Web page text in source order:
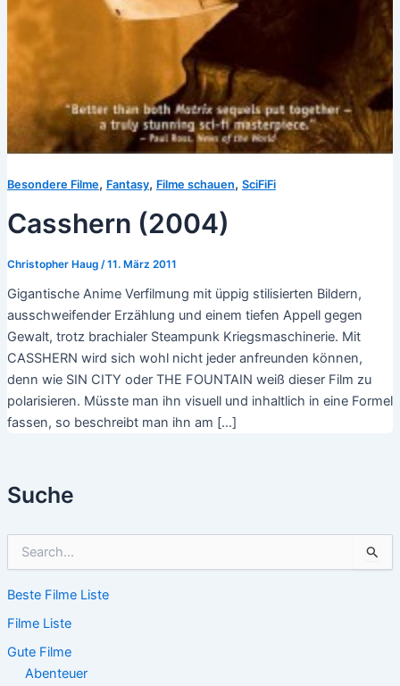
Suche
h
n
n
Beste Filme Liste
Filme Liste
Gute Filme
Abenteuer
Besondere Filme, Fantasy, Filme schauen, SciFiFi
Casshern (2004)
Christopher Haug /11. März 2011
Gigantische Anime Verfilmung mit üppig stilisierten Bildern,
ausschweifender Erzählung und einem tiefen Appell gegen
Gewalt, trotz brachialer Steampunk Kriegsmaschinerie. Mit
CASSHERN wird sich wohl nicht jeder anfreunden können,
denn wie SIN CITY oder THE FOUNTAIN weiß dieser Film zu
polarisieren. Müsste man ihn visuell und inhaltlich in eine Formel
fassen, so beschreibt man ihn am […]